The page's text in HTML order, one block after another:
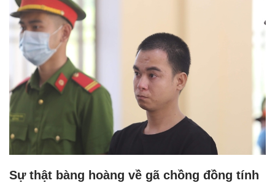
Sự thật bàng hoàng về gã chồng đồng tính